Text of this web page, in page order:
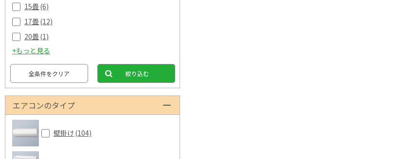
15畳 (6)
17畳 (12)
20畳 (1)
+もっと見る
全条件をクリア 絞り込む
エアコンのタイプ
壁掛け(104)